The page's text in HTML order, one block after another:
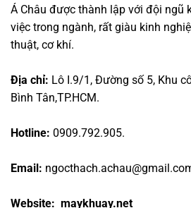
Á Châu được thành lập với đội ngũ
việc trong ngành, rất giàu kinh
thuật, cơ khí.
Địa chỉ: Lô I.9/1, Đường số 5, Khu
Bình Tân,TP.HCM.
Hotline: 0909.792.905.
Email:
Website: maykhuay.net